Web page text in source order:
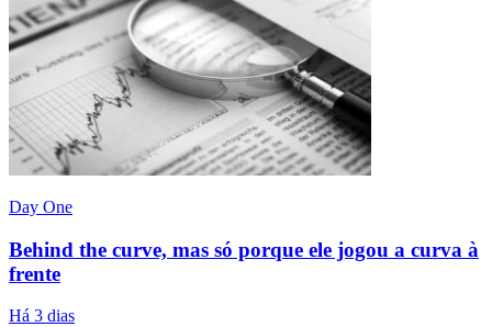
Day One
Behind the curve, mas só porque ele jogou a curva à
frente
Há 3 dias